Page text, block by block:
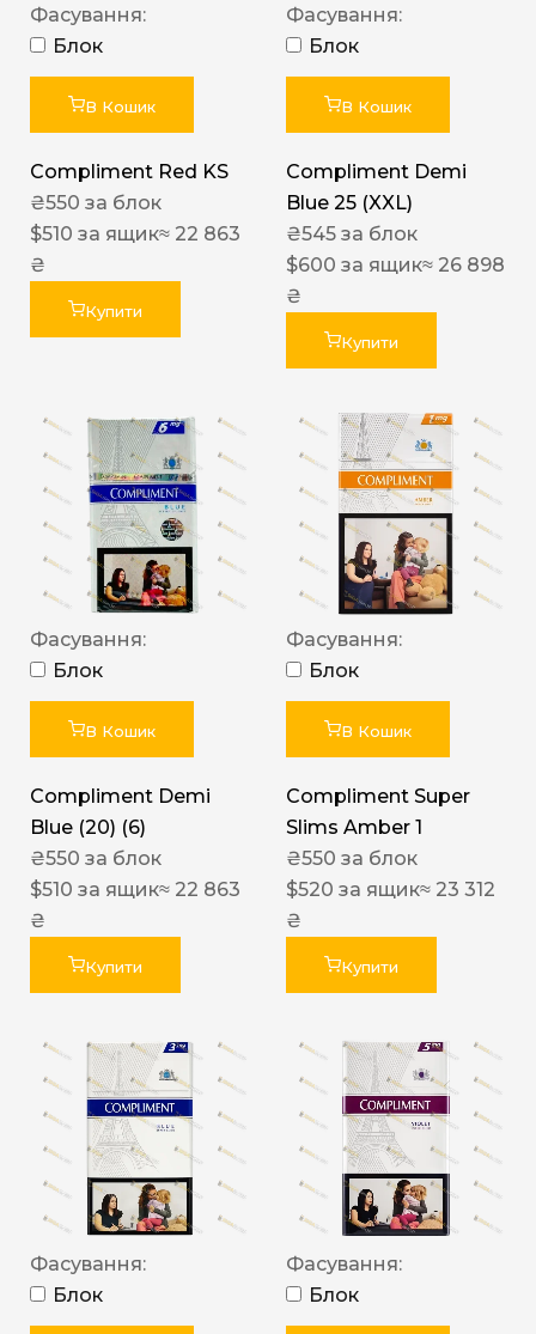
Фасування:
Блок
В Кошик
Compliment Red KS
₴550 за блок
$510 за ящик≈ 22 863
₴
Купити
Фасування:
Блок
В Кошик
Compliment Demi
Blue 25 (XXL)
₴545 за блок
$600 за ящик≈ 26 898
₴
Купити
Фасування:
Блок
В Кошик
Compliment Demi
Blue (20) (6)
₴550 за блок
$510 за ящик≈ 22 863
₴
Купити
Фасування:
Блок
В Кошик
Compliment Super
Slims Amber 1
₴550 за блок
$520 за ящик≈ 23 312
₴
Купити
Фасування:
Блок
Фасування:
Блок